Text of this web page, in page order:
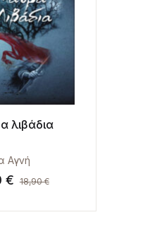
λιβάδια
Αγνή
€ 18,90€